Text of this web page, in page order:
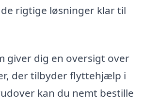
rigtige løsninger klar til
giver dig en oversigt over
der tilbyder flyttehjælp i
kan du nemt bestille